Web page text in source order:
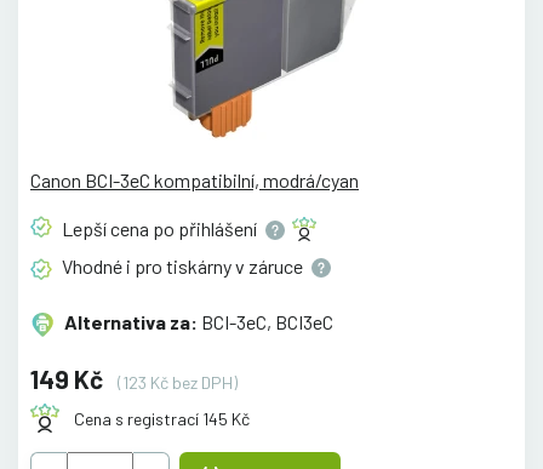
Canon BCI-3eC kompatibilní, modrá/cyan
Lepší cena po přihlášení
Vhodné i pro tiskárny v záruce
Alternativa za: BCI-3eC, BCI3eC
149 Kč
(123 Kč bez DPH)
Cena s registrací 145 Kč